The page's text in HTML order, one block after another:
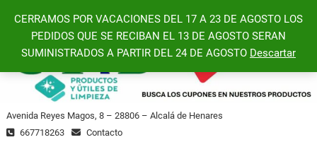
contenido
Avenida Reyes Magos, 8 – 28806 – Alcalá de Henares
667718263
Contacto
CERRAMOS POR VACACIONES DEL 17 A 23 DE AGOSTO LOS
PEDIDOS QUE SE RECIBAN EL 13 DE AGOSTO SERAN
SUMINISTRADOS A PARTIR DEL 24 DE AGOSTO Descartar